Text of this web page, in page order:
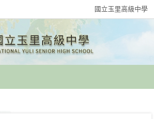
國立玉里高級中學